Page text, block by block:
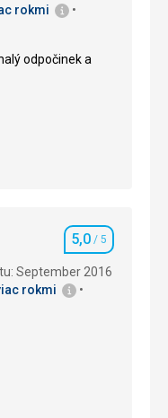
rokmi
odpočinek a
odpočinek a
5,0/ 5
5,0/ 5
ostatních částí
sporty.
Hodnotenie
5,0 / 5
September 2016
rokmi